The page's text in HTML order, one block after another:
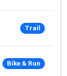
Trail
Bike & Run